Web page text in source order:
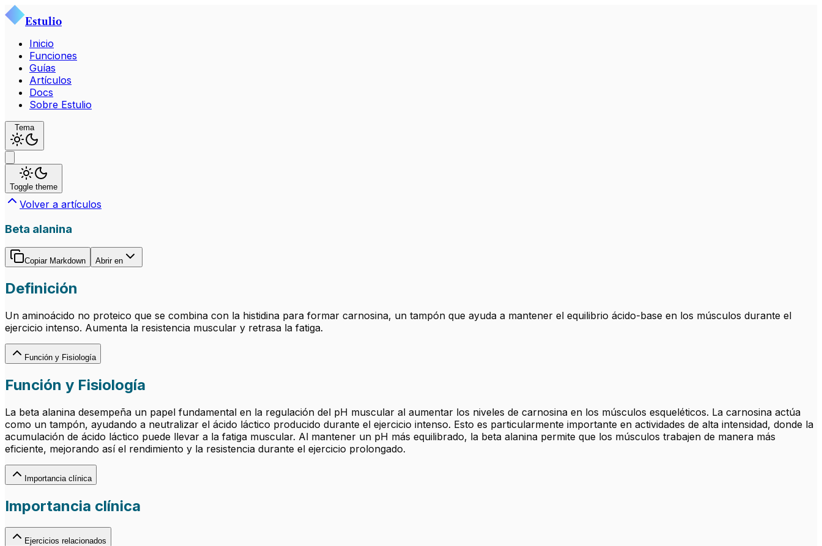
Estulio
Inicio
Funciones
Guías
Artículos
Docs
Sobre Estulio
Tema
Toggle theme
Volver a artículos
Beta alanina
Copiar Markdown Abrir en
Definición
Un aminoácido no proteico que se combina con la histidina para formar carnosina, un tampón que ayuda a mantener el equilibrio ácido-base en los músculos durante el
ejercicio intenso. Aumenta la resistencia muscular y retrasa la fatiga.
Función y Fisiología
Función y Fisiología
La beta alanina desempeña un papel fundamental en la regulación del pH muscular al aumentar los niveles de carnosina en los músculos esqueléticos. La carnosina actúa
como un tampón, ayudando a neutralizar el ácido láctico producido durante el ejercicio intenso. Esto es particularmente importante en actividades de alta intensidad, donde la
acumulación de ácido láctico puede llevar a la fatiga muscular. Al mantener un pH más equilibrado, la beta alanina permite que los músculos trabajen de manera más
eficiente, mejorando así el rendimiento y la resistencia durante el ejercicio prolongado.
Importancia clínica
Importancia clínica
Ejercicios relacionados